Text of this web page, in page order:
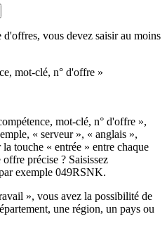
d'offres, vous devez saisir au moins
mot-clé, n° d'offre »
mot-clé, n° d'offre »,
« serveur », « anglais »,
touche « entrée » entre chaque
précise ? Saisissez
exemple 049RSNK.
», vous avez la possibilité de
une région, un pays ou